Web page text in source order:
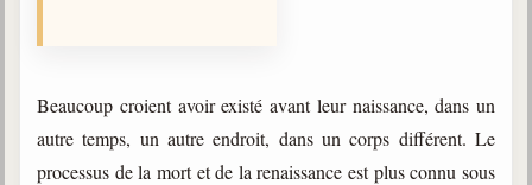
trimestrielles
Beaucoup croient avoir existé avant leur naissance, dans un
autre temps, un autre endroit, dans un corps différent. Le
processus de la mort et de la renaissance est plus connu sous